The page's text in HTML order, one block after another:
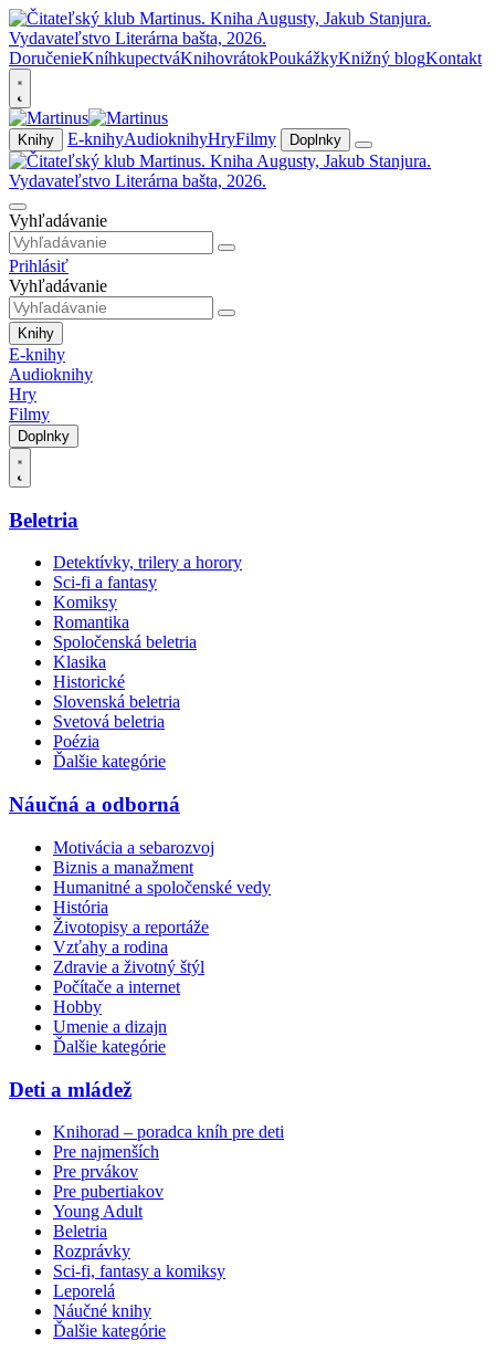
DoručenieKníhkupectváKnihovrátokPoukážkyKnižný blogKontakt
Knihy E-knihyAudioknihyHryFilmy Doplnky
Vyhľadávanie
Prihlásiť
Vyhľadávanie
Knihy
E-knihy
Audioknihy
Hry
Filmy
Doplnky
Beletria
Detektívky, trilery a horory
Sci-fi a fantasy
Komiksy
Romantika
Spoločenská beletria
Klasika
Historické
Slovenská beletria
Svetová beletria
Poézia
Ďalšie kategórie
Náučná a odborná
Motivácia a sebarozvoj
Biznis a manažment
Humanitné a spoločenské vedy
História
Životopisy a reportáže
Vzťahy a rodina
Zdravie a životný štýl
Počítače a internet
Hobby
Umenie a dizajn
Ďalšie kategórie
Deti a mládež
Knihorad – poradca kníh pre deti
Pre najmenších
Pre prvákov
Pre pubertiakov
Young Adult
Beletria
Rozprávky
Sci-fi, fantasy a komiksy
Leporelá
Náučné knihy
Ďalšie kategórie